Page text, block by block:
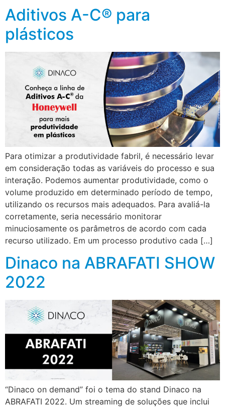
Aditivos A-C® para
plásticos
Para otimizar a produtividade fabril, é necessário levar
em consideração todas as variáveis do processo e sua
interação. Podemos aumentar produtividade, como o
volume produzido em determinado período de tempo,
utilizando os recursos mais adequados. Para avaliá-la
corretamente, seria necessário monitorar
minuciosamente os parâmetros de acordo com cada
recurso utilizado. Em um processo produtivo cada […]
Dinaco na ABRAFATI SHOW
2022
“Dinaco on demand” foi o tema do stand Dinaco na
ABRAFATI 2022. Um streaming de soluções que inclui